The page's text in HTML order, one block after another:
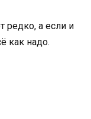
редко, а если и
как надо.